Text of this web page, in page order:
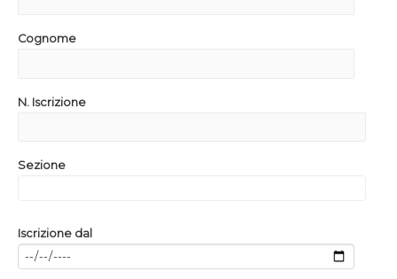
Cognome
N. Iscrizione
Sezione
Iscrizione dal